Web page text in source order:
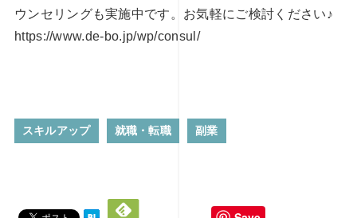
ウンセリングも実施中です。お気軽にご検討ください♪
https://www.de-bo.jp/wp/consul/
スキルアップ 就職・転職 副業